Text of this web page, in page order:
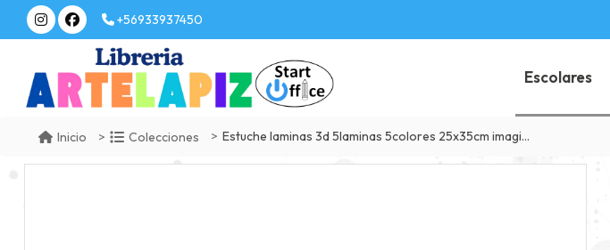
+56933937450
Escolares
Inicio Colecciones Estuche laminas 3d 5laminas 5colores 25x35cm imagia torre